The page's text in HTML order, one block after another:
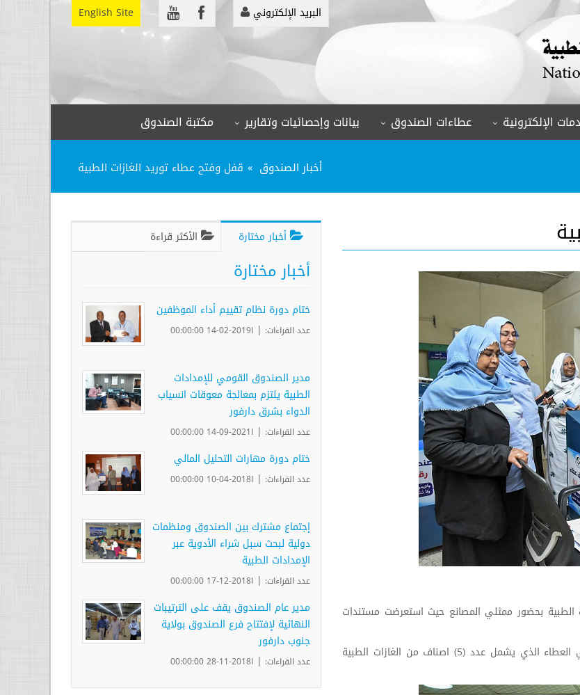
English Site البريد الإلكتروني
الإلكترونية عطاءات الصندوق بيانات وإحصائيات وتقارير مكتبة الصندوق
أخبار الصندوق قفل وفتح عطاء توريد الغازات الطبية
الطبية بحضور ممثلي المصانع حيث استعرضت مستندات
وأكدت د. جميلة بدر مديرة إدارة المشتريات مشاركة (3) شركات في العطاء الذي يشمل عدد (5) اصناف من الغازات الطبية
أخبار مختارة الأكثر قراءة
أخبار مختارة
ختام دورة نظام تقييم أداء الموظفين
عدد القراءات: | ا2019-02-14 00:00:00
مدير الصندوق القومي للإمدادات
الطبية يلتزم بمعالجة معوقات انسياب
الدواء بشرق دارفور
عدد القراءات: | ا2021-09-14 00:00:00
ختام دورة مهارات التحليل المالي
عدد القراءات: | ا2018-04-10 00:00:00
إجتماع مشترك بين الصندوق ومنظمات
دولية لبحث سبل شراء الأدوية عبر
الإمدادات الطبية
عدد القراءات: | ا2018-12-17 00:00:00
مدير عام الصندوق يقف على الترتيبات
النهائية لإفتتاح فرع الصندوق بولاية
جنوب دارفور
عدد القراءات: | ا2018-11-28 00:00:00